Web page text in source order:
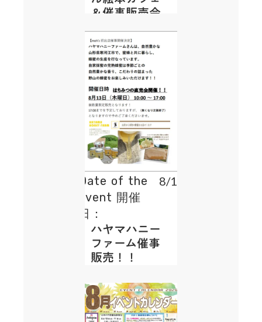
＆催事販売会
Date of the
event 開催
日：
8/13
ハヤマハニー
ファーム催事
販売！！